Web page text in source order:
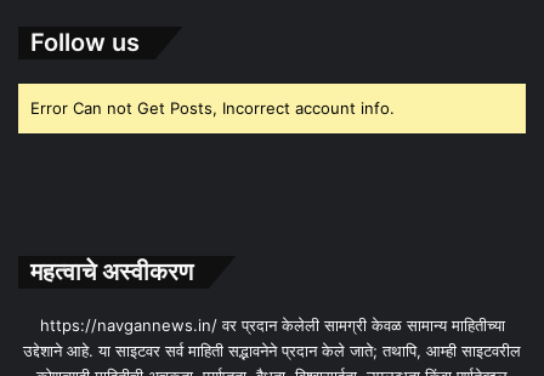
Follow us
Error Can not Get Posts, Incorrect account info.
महत्वाचे अस्वीकरण
https://navgannews.in/ वर प्रदान केलेली सामग्री केवळ सामान्य माहितीच्या
उद्देशाने आहे. या साइटवर सर्व माहिती सद्भावनेने प्रदान केले जाते; तथापि, आम्ही साइटवरील